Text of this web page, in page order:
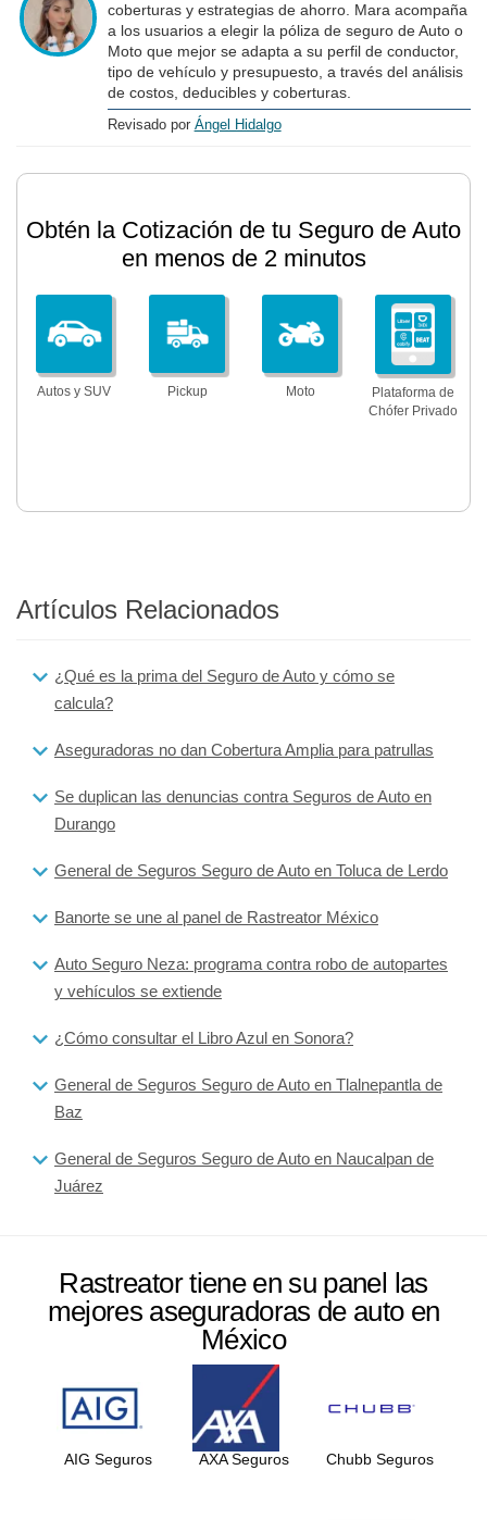
coberturas y estrategias de ahorro. Mara acompaña
a los usuarios a elegir la póliza de seguro de Auto o
Moto que mejor se adapta a su perfil de conductor,
tipo de vehículo y presupuesto, a través del análisis
de costos, deducibles y coberturas.
Revisado por Ángel Hidalgo
Obtén la Cotización de tu Seguro de Auto
en menos de 2 minutos
Autos y SUV Pickup Moto
Plataforma de
Chófer Privado
Artículos Relacionados
¿Qué es la prima del Seguro de Auto y cómo se
calcula?
Aseguradoras no dan Cobertura Amplia para patrullas
Se duplican las denuncias contra Seguros de Auto en
Durango
General de Seguros Seguro de Auto en Toluca de Lerdo
Banorte se une al panel de Rastreator México
Auto Seguro Neza: programa contra robo de autopartes
y vehículos se extiende
¿Cómo consultar el Libro Azul en Sonora?
General de Seguros Seguro de Auto en Tlalnepantla de
Baz
General de Seguros Seguro de Auto en Naucalpan de
Juárez
Rastreator tiene en su panel las
mejores aseguradoras de auto en
México
AIG Seguros AXA Seguros Chubb Seguros